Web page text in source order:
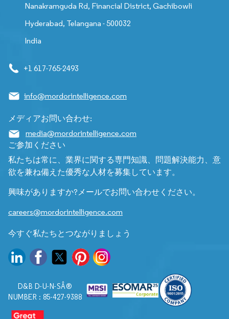
Nanakramguda Rd, Financial District, Gachibowli
Hyderabad, Telangana - 500032
India
+1 617-765-2493
info@mordorintelligence.com
メディアお問い合わせ:
media@mordorintelligence.com
ご参加ください
私たちは常に、業界に関する専門知識、問題解決能力、意
欲を兼ね備えた優秀な人材を募集しています。
興味がありますか?メールでお問い合わせください。
careers@mordorintelligence.com
今すぐ私たちとつながりましょう
D&B D-U-N-SÂ®
NUMBER : 85-427-9388